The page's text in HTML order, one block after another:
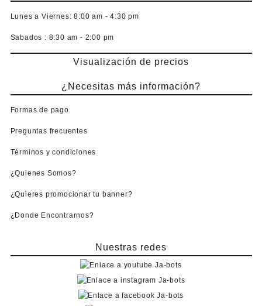
Lunes a Viernes: 8:00 am - 4:30 pm
Sabados : 8:30 am - 2:00 pm
Visualización de precios
¿Necesitas más información?
Formas de pago
Preguntas frecuentes
Términos y condiciones
¿Quienes Somos?
¿Quieres promocionar tu banner?
¿Donde Encontrarnos?
Nuestras redes